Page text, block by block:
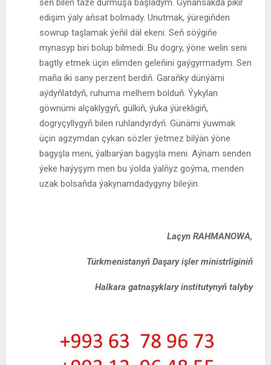
edişim ýaly aňsat bolmady. Unutmak, ýüregiňden
sowrup taşlamak ýeňil däl ekeni. Seň söýgiňe
mynasyp biri bolup bilmedi. Bu dogry, ýöne welin seni
bagtly etmek üçin elimden geleňini gaýgyrmadym. Sen
maňa iki sany perzent berdiň. Garaňky dünýämi
aýdyňlatdyň, ruhuma melhem bolduň. Ýykylan
göwnümi alçaklygyň, gülkiň, ýuka ýürekligiň,
dogryçyllygyň bilen ruhlandyrdyň. Günämi ýuwmak
üçin agzymdan çykan sözler ýetmez bilýän ýöne
bagyşla meni, ýalbarýan bagyşla meni. Aýnam senden
ýeke haýyşym men bu ýolda ýalňyz goýma, menden
uzak bolsaňda ýakynamdadygyny bileýin.
Laçyn RAHMANOWA,
Türkmenistanyň Daşary işler ministrliginiň
Halkara gatnaşyklary institutynyň talyby